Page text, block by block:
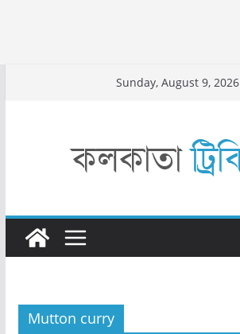
Sunday, August 9, 2026
Mutton curry